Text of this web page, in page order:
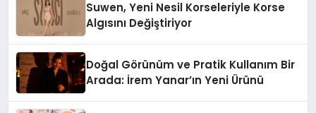
Suwen, Yeni Nesil Korseleriyle Korse
Algısını Değiştiriyor
Doğal Görünüm ve Pratik Kullanım Bir
Arada: İrem Yanar’ın Yeni Ürünü